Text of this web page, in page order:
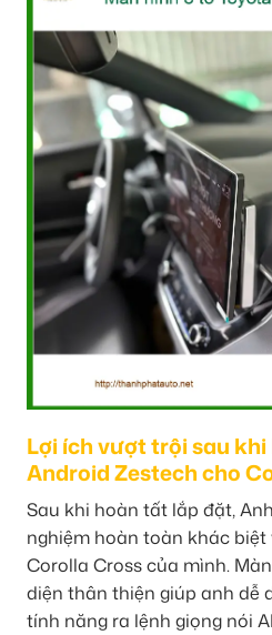
Lợi ích vượt trội sau
Android Zestech cho
Sau khi hoàn tất lắp đặt,
nghiệm hoàn toàn khác biệt
Corolla Cross của mình.
diện thân thiện giúp anh dễ
tính năng ra lệnh giọng nói